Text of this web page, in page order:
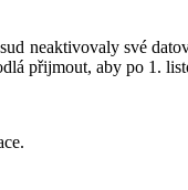
neaktivovaly své
přijmout, aby po 1.